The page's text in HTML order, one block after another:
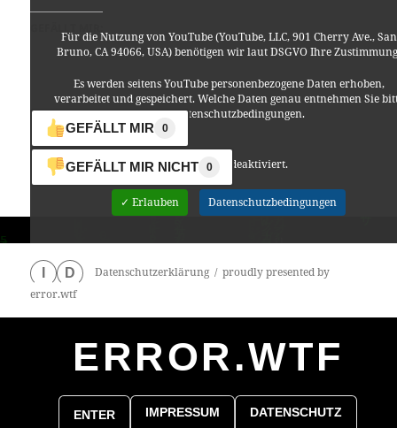
Für die Nutzung von YouTube (YouTube, LLC, 901 Cherry Ave., San
Bruno, CA 94066, USA) benötigen wir laut DSGVO Ihre
Es werden seitens YouTube personenbezogene Daten erhoben,
verarbeitet und gespeichert. Welche Daten genau entnehmen Sie
den Datenschutzbedingungen.
Youtube ist deaktiviert.
✓ Erlauben Datenschutzbedingungen
GEFÄLLT MIR 0
GEFÄLLT MIR NICHT 0
D Datenschutzerklärung
proudly presented by
error.wtf
ERROR.WTF
ENTER IMPRESSUM DATENSCHUTZ